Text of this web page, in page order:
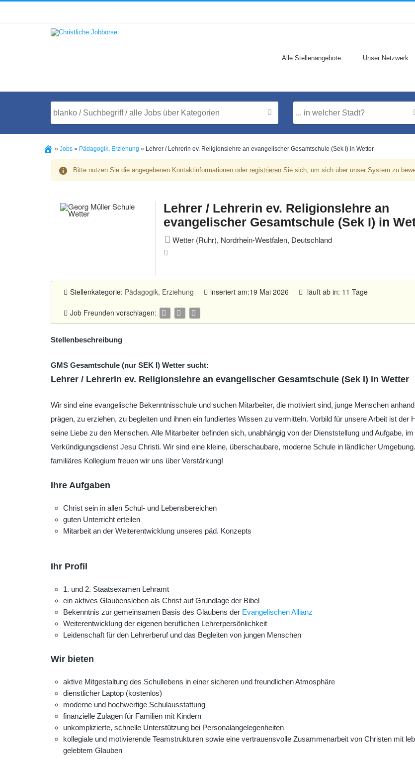
Alle Stellenangebote Unser Netzwerk
» Jobs » Pädagogik, Erziehung » Lehrer / Lehrerin ev. Religionslehre an evangelischer Gesamtschule (Sek I) in Wetter
Bitte nutzen Sie die angegebenen Kontaktinformationen oder registrieren Sie sich, um sich über unser System zu
Lehrer / Lehrerin ev. Religionslehre an
evangelischer Gesamtschule (Sek I) in
Wetter (Ruhr), Nordrhein-Westfalen, Deutschland
Stellenkategorie: Pädagogik, Erziehung inseriert am:19 Mai 2026 läuft ab in: 11 Tage
Job Freunden vorschlagen:
Stellenbeschreibung
GMS Gesamtschule (nur SEK I) Wetter sucht:
Lehrer / Lehrerin ev. Religionslehre an evangelischer Gesamtschule (Sek I) in Wetter
Wir sind eine evangelische Bekenntnisschule und suchen Mitarbeiter, die motiviert sind, junge Menschen
prägen, zu erziehen, zu begleiten und ihnen ein fundiertes Wissen zu vermitteln. Vorbild für unsere Arbeit ist der
seine Liebe zu den Menschen. Alle Mitarbeiter befinden sich, unabhängig von der Dienststellung und Aufgabe, im
Verkündigungsdienst Jesu Christi. Wir sind eine kleine, überschaubare, moderne Schule in ländlicher
familiäres Kollegium freuen wir uns über Verstärkung!
Ihre Aufgaben
Christ sein in allen Schul- und Lebensbereichen
guten Unterricht erteilen
Mitarbeit an der Weiterentwicklung unseres päd. Konzepts
Ihr Profil
1. und 2. Staatsexamen Lehramt
ein aktives Glaubensleben als Christ auf Grundlage der Bibel
Bekenntnis zur gemeinsamen Basis des Glaubens der Evangelischen Allianz
Weiterentwicklung der eigenen beruflichen Lehrerpersönlichkeit
Leidenschaft für den Lehrerberuf und das Begleiten von jungen Menschen
Wir bieten
aktive Mitgestaltung des Schullebens in einer sicheren und freundlichen Atmosphäre
dienstlicher Laptop (kostenlos)
moderne und hochwertige Schulausstattung
finanzielle Zulagen für Familien mit Kindern
unkomplizierte, schnelle Unterstützung bei Personalangelegenheiten
kollegiale und motivierende Teamstrukturen sowie eine vertrauensvolle Zusammenarbeit von Christen mit
gelebtem Glauben